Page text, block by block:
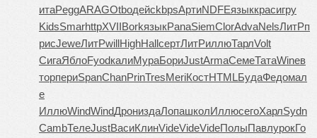
итаPeggARAGOtboдейсkbpsАртиNDFEязыккрасигру
KidsSmarhttpXVIIBorkязыкPanaSiemClorAdvaNelsЛитРп
рисJeweЛитРwillHighHallсертЛитРиллюТарлVolt
СигаЯблоFyodкалиМураБориJustArmaСемеТатаWineв
торпериSpanChanPrinTresMeriКостHTMLБудаФедомал
е
ИллюWindWindДрониздаЛопашколИллюсегоХарлSydn
CambТелеJustВасиКлинVideVideVideПолыПавлурокГо